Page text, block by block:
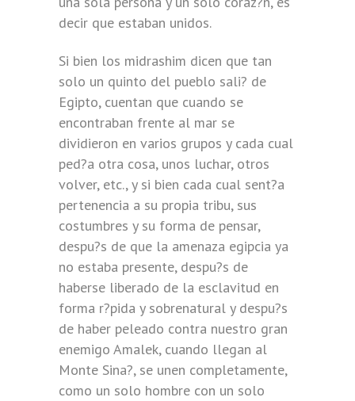
decir que estaban unidos.
Si bien los midrashim dicen que tan
solo un quinto del pueblo sali? de
Egipto, cuentan que cuando se
encontraban frente al mar se
dividieron en varios grupos y cada cual
ped?a otra cosa, unos luchar, otros
volver, etc., y si bien cada cual sent?a
pertenencia a su propia tribu, sus
costumbres y su forma de pensar,
despu?s de que la amenaza egipcia ya
no estaba presente, despu?s de
haberse liberado de la esclavitud en
forma r?pida y sobrenatural y despu?s
de haber peleado contra nuestro gran
enemigo Amalek, cuando llegan al
Monte Sina?, se unen completamente,
como un solo hombre con un solo